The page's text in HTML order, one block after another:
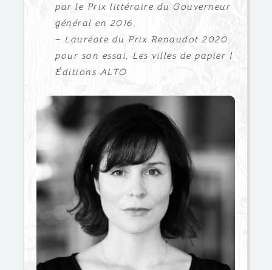
par le Prix littéraire du Gouverneur
général en 2016.
– Lauréate du Prix Renaudot 2020
pour son essai, Les villes de papier |
Éditions ALTO